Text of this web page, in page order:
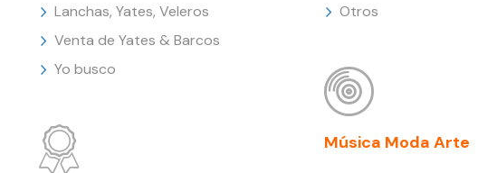
Lanchas, Yates, Veleros
Venta de Yates & Barcos
Yo busco
Otros
Música Moda Arte